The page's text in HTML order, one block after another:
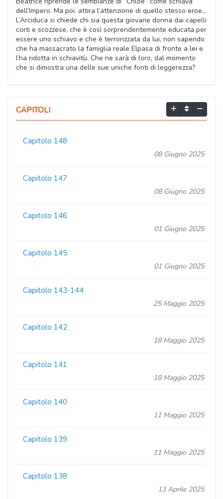
dell’Impero. Ma poi, attira l’attenzione di quello stesso eroe…
L’Arciduca si chiede chi sia questa giovane donna dai capelli
corti e scozzese, che è così sorprendentemente educata per
essere uno schiavo e che è terrorizzata da lui, non sapendo
che ha massacrato la famiglia reale Elpasa di fronte a lei e
l’ha ridotta in schiavitù. Che ne sarà di loro, dal momento
che si dimostra una delle sue uniche fonti di leggerezza?
CAPITOLI
Capitolo 148
08 Giugno 2025
Capitolo 147
08 Giugno 2025
Capitolo 146
01 Giugno 2025
Capitolo 145
01 Giugno 2025
Capitolo 143-144
25 Maggio 2025
Capitolo 142
18 Maggio 2025
Capitolo 141
18 Maggio 2025
Capitolo 140
11 Maggio 2025
Capitolo 139
11 Maggio 2025
Capitolo 138
13 Aprile 2025